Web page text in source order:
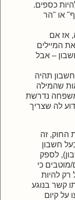
כספים.
או "הר
אז אם
המיילים
– אבל
תהיה
שהמילה
נדרשת
לה שצריך
החוק, זה
חשבון
לספק
מוטבים כי
רק להיות
קשר בנוגע
על קיום